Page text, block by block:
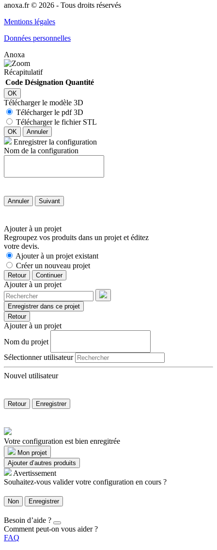
anoxa.fr © 2026 - Tous droits réservés
Mentions légales
Données personnelles
Anoxa
Récapitulatif
Code Désignation Quantité
OK
Télécharger le modèle 3D
Télécharger le pdf 3D
Télécharger le fichier STL
OK Annuler
Enregistrer la configuration
Nom de la configuration
Annuler Suivant
Ajouter à un projet
Regroupez vos produits dans un projet et éditez
votre devis.
Ajouter à un projet existant
Créer un nouveau projet
Retour Continuer
Ajouter à un projet
Enregistrer dans ce projet
Retour
Ajouter à un projet
Nom du projet
Sélectionner utilisateur
Nouvel utilisateur
Retour Enregistrer
Votre configuration est bien enregitrée
Mon projet
Ajouter d’autres produits
Avertissement
Souhaitez-vous valider votre configuration en cours ?
Non Enregistrer
Besoin d’aide ?
Comment peut-on vous aider ?
FAQ